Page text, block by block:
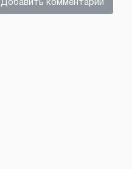
Добавить комментарий